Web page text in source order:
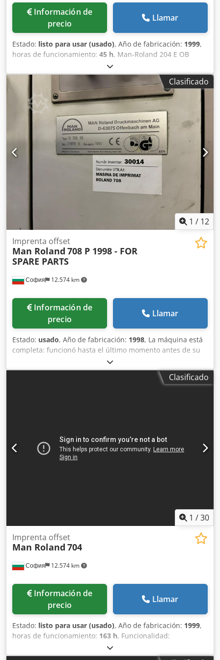
Información de
precio
Llamar
Estado: listo para usar (usado), Año de fabricación: 1999,
horas de funcionamiento: 45 h, Man-Roland 204 E OB
Dkodpfswarb Hex Aifor Antigüedad: 1999 Solo 45 millones
RCI 2 - entintado a distancia Mojado continuo Rolandmatic
Plancha Easy Plate Lavado automático de mantillas
Alimentador de flujo continuo, pulverizador de polvo
Alimentador antiestático Datos técnicos: Tamaño máximo
de hoja: 52 x 74 cm (20,5 x 29,1 pulgadas) Tamaño mínimo
de hoja: 26 x 40 cm (10,2 x 15,7 pulgadas) Área máxima de
impresión: 51 x 72 cm (20,1 x 28,3 pulgadas) Velocidad
máxima de impresión: Hasta 13 000 hojas por hora
Tamaño de la plancha: 605 x 745 mm (23,8 x 29,3
pulgadas) Compatibilidad con sustratos: Papel, cartón,
materiales de embalaje ligeros Número de colores:
alimentación: 400 V 50 Hz, 42 kW Peso de la máquina:
Clasificado
1 / 12
София 12.574 km
Imprenta offset
Man Roland 708 P 1998 - FOR
SPARE PARTS
Información de
precio
Llamar
Estado: usado, Año de fabricación: 1998, La máquina está
completa: funcionó hasta el último momento antes de su
desmontaje. Todas las piezas están disponibles y están a
la venta. Dkodeyzgh Dspfx Aifer
Clasificado
1 /30
София 12.574 km
Imprenta offset
Man Roland 704
Información de
precio
Llamar
Estado: listo para usar (usado), Año de fabricación: 1999,
horas de funcionamiento: 163 h, Funcionalidad:
, Roland R704 3B Atributo
Especificación Colores: 4 Tamaño máximo de papel: 74 cm